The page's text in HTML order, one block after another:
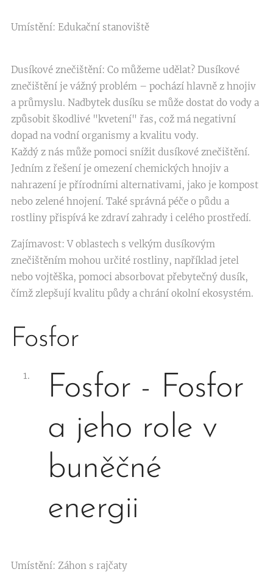
Umístění: Edukační stanoviště
Dusíkové znečištění: Co můžeme udělat? Dusíkové
znečištění je vážný problém – pochází hlavně z hnojiv
a průmyslu. Nadbytek dusíku se může dostat do vody a
způsobit škodlivé "kvetení" řas, což má negativní
dopad na vodní organismy a kvalitu vody.
Každý z nás může pomoci snížit dusíkové znečištění.
Jedním z řešení je omezení chemických hnojiv a
nahrazení je přírodními alternativami, jako je kompost
nebo zelené hnojení. Také správná péče o půdu a
rostliny přispívá ke zdraví zahrady i celého prostředí.
Zajímavost: V oblastech s velkým dusíkovým
znečištěním mohou určité rostliny, například jetel
nebo vojtěška, pomoci absorbovat přebytečný dusík,
čímž zlepšují kvalitu půdy a chrání okolní ekosystém.
Fosfor
Fosfor - Fosfor
a jeho role v
buněčné
energii
Umístění: Záhon s rajčaty